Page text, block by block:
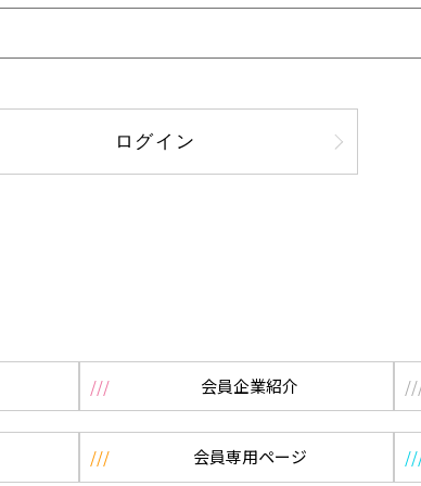
ログイン
会員企業紹介
会員専用ページ